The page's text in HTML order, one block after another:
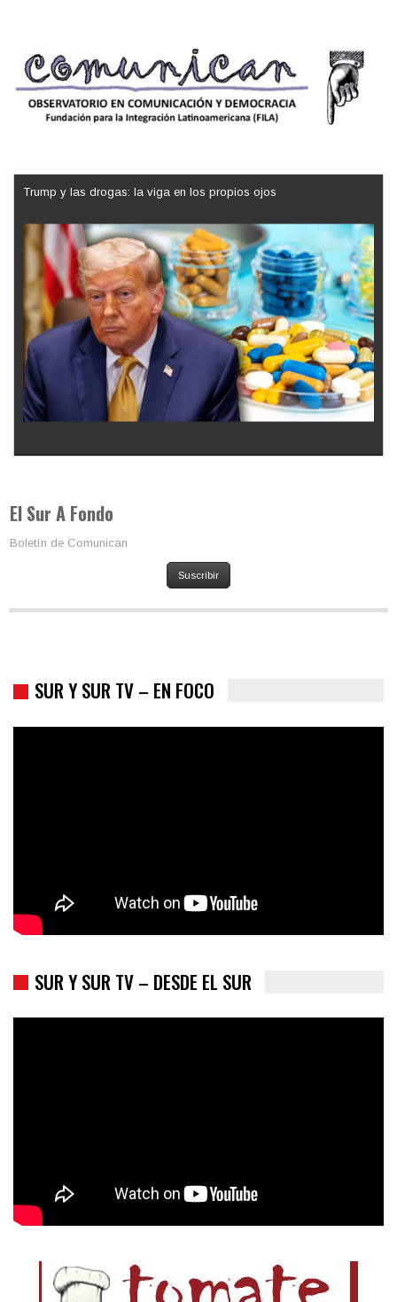
Trump y las drogas: la viga en los propios ojos
El Sur A Fondo
Boletín de Comunican
Suscribir
SUR Y SUR TV – EN FOCO
SUR Y SUR TV – DESDE EL SUR